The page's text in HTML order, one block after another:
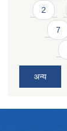
2
7
अन्य